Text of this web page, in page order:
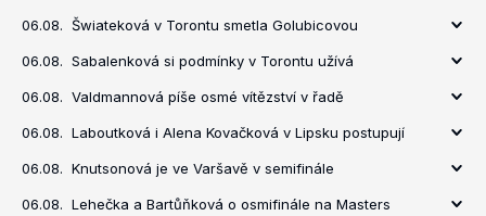
06.08. Šwiateková v Torontu smetla Golubicovou
06.08. Sabalenková si podmínky v Torontu užívá
06.08. Valdmannová píše osmé vítězství v řadě
06.08. Laboutková i Alena Kovačková v Lipsku postupují
06.08. Knutsonová je ve Varšavě v semifinále
06.08. Lehečka a Bartůňková o osmifinále na Masters